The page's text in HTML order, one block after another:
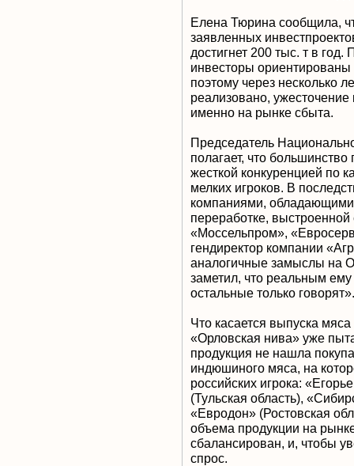
Елена Тюрина сообщила,
заявленных
достигнет 200 тыс. т в
инвесторы
поэтому через несколько
реализовано,
именно на рынке сбыта.
Председатель
полагает, что большинство
жесткой конкуренцией по
мелких игроков. В
компаниями,
переработке, выстроенной
«Моссельпром»,
гендиректор компании
аналогичные замыслы на
заметил, что реальным
остальные только говорят».
Что касается выпуска
«Орловская нива» уже
продукция не нашла
индюшиного мяса, на
российских игрока:
(Тульская область),
«Евродон» (Ростовская
объема продукции на
сбалансирован, и, чтобы
спрос.